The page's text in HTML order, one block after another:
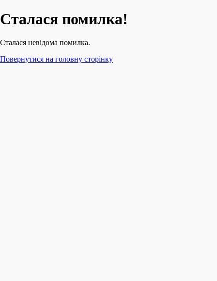
Сталася помилка!
Сталася невідома помилка.
Повернутися на головну сторінку